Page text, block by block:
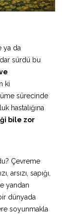
ya da
sürdü bu
ki
sürecinde
hastalığına
bile zor
Çevreme
arsızı, sapığı,
yandan
dünyada
soyunmakla